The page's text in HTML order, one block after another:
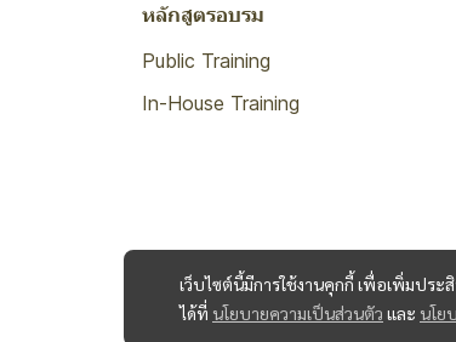
เว็บไซต์นี้มีการใช้งานคุกกี้ เพื่อเพิ่มปร
ได้ที่ นโยบายความเป็นส่วนตัว และ นโย
หลักสูตรอบรม
Public Training
In-House Training